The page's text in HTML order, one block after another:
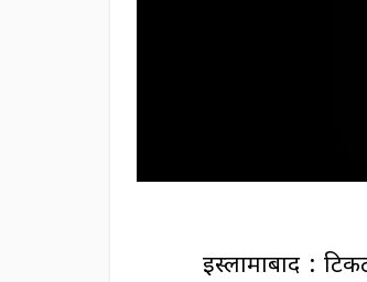
इस्लामाबाद :